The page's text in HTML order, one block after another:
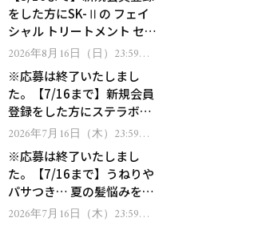
をした方にSK-Ⅱの フェイ
シャル トリートメント セラ
ムをプレゼント！
2026年8月16日（日）23:59ま
※応募は終了いたしまし
た。【7/16まで】新規会員
登録をした方にステラボー
テのシャインリバース ヘア
ゼント！
2026年7月16日（木）23:59ま
※応募は終了いたしまし
た。【7/16まで】うねりや
パサつき… 夏の髪悩みを解
消するヘアケアアイテムを
2026年7月16日（木）23:59ま